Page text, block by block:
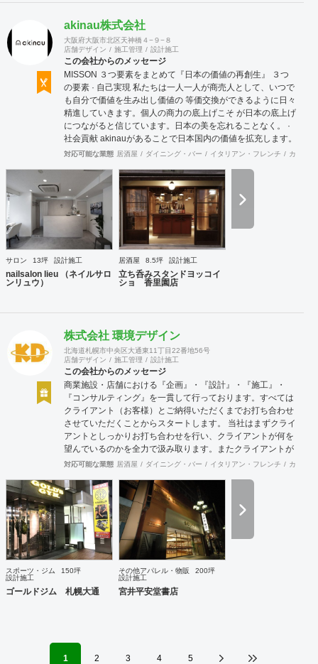
akinau株式会社
大阪府大阪市北区天神橋４−９−８
店舗デザイン
施工管理 設計施工
この会社からのメッセージ
MISSON ３つ要素をまとめて『日本の価値の再創生』 ３つ
の要素 · 自己実現 私たちは一人一人が商売人として、いつで
も自分で価値を生み出し価値の 等価交換ができるように日々
精進していきます。個人の商力の底上げこそ が日本の底上げ
につながると信じています。日本の美を忘れることなく。 ·
社会貢献 akinauがあることで日本国内の価値を拡充します。
そして世界に誇れる 国として日本の価値を輸出し続けていき
求 私たちは現段階ではお金というものが価値の目安として標
準とされる 時代で利益を追求し、まずは自社が幸せになるこ
とを約束します。 並行して売り上げも追求します。理由は自
社だけでなくそれに関係する 全ての会社や人々にも売り上げ
をつくることでお金というものをめぐる ように行動します。
社会にたくされた使命 今の日本は世界的にも元気がない。こ
るからであると想像できる。今社会で必要とされる人材、主
体性をもって自身の考えで行動できる。夢を大きく持って
自信をもち後悔しない人生を送るために。まだ気づいていな
いあなたに送る。 何を? 誰しもその人しかもっていない個性
が存在する。その個性を最大にいかした商いをみつけだし生
み出していく。小商いだっていい、個人が幸せであり直接届
けることのできる範囲での人も幸せにできるのだから。 どう
やって? akinauは人生100年100事業を掲げて100年続くよう
な商いを生み出し続けていく。そのヒントは社内だけではな
く関係する全ての人と考えて創り出す。そのために
akinautalkなど会話のなかから発生するおもしろアイデアを
尊重し、実行しつづけていく。 コンセプト ビジョンと顧客
対応可能な業態 居酒屋 ダイニング・バー イタリアン・フレンチ カフェ
サロン 13坪 設計施工
nailsalon lieu （ネイルサロ
ンリュウ）
居酒屋 8.5坪 設計施工
立ち呑みスタンドヨッコイ
ショ 香里園店
株式会社 環境デザイン
北海道札幌市中央区大通東11丁目22番地56号
店舗デザイン
施工管理 設計施工
この会社からのメッセージ
商業施設・店舗における『企画』・『設計』・『施工』・
『コンサルティング』を一貫して行っております。すべては
クライアント（お客様）とご納得いただくまでお打ち合わせ
させていただくことからスタートします。 当社はまずクライ
アントとしっかりお打ち合わせを行い、クライアントが何を
望んでいるのかを全力で汲み取ります。またクライアントが
思い描いていることをどのように表現していいのかお困りの
培ってきた当社ならではのノウハウでご提案いたします。
対応可能な業態 居酒屋 ダイニング・バー イタリアン・フレンチ カフェ
スポーツ・ジム
150坪
設計施工
ゴールドジム 札幌大通
その他アパレル・物販
200坪
設計施工
宮井平安堂書店
1 2 3 4 5